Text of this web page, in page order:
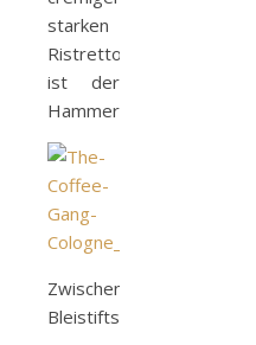
starken
Ristrettos
ist der
Hammer!)
Zwischenstand:
Bleistiftskizze.